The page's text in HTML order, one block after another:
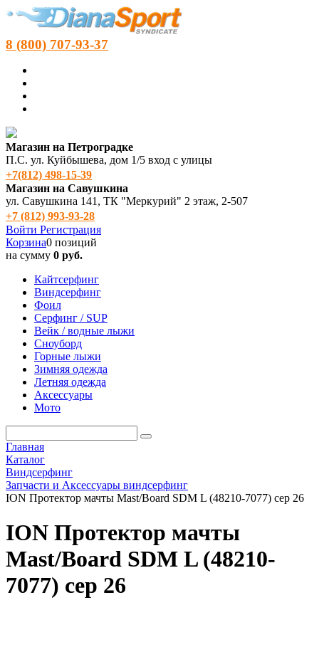
8 (800) 707-93-37
Магазин на Петроградке
П.С. ул. Куйбышева, дом 1/5 вход с улицы
+7(812) 498‑15-39
Магазин на Савушкина
ул. Савушкина 141, ТК "Меркурий" 2 этаж, 2-507
+7 (812) 993-93-28
Войти Регистрация
Корзина0 позиций
на сумму 0 руб.
Кайтсерфинг
Виндсерфинг
Фоил
Серфинг / SUP
Вейк / водные лыжи
Сноуборд
Горные лыжи
Зимняя одежда
Летняя одежда
Аксессуары
Мото
Главная
Каталог
Виндсерфинг
Запчасти и Аксессуары виндсерфинг
ION Протектор мачты Mast/Board SDM L (48210-7077) сер 26
ION Протектор мачты
Mast/Board SDM L (48210-
7077) сер 26